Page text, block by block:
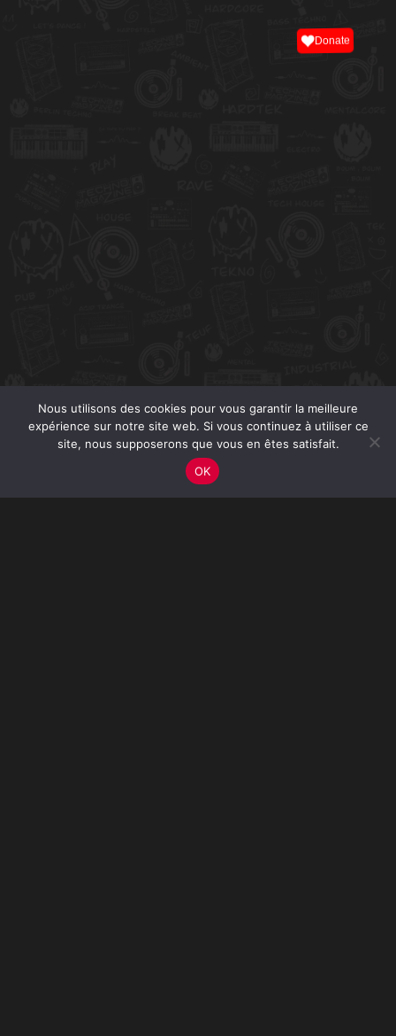
Nous utilisons des cookies pour vous garantir la meilleure
expérience sur notre site web. Si vous continuez à utiliser ce
site, nous supposerons que vous en êtes satisfait.
OK
Donate